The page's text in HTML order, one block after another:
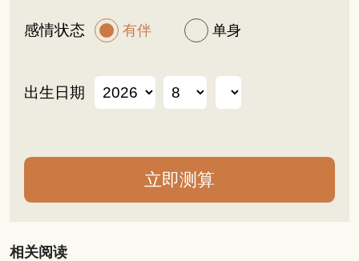
感情状态 有伴 单身
出生日期
相关阅读